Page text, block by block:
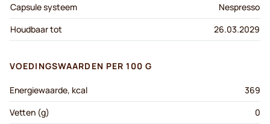
Capsule systeem
Nespresso
Houdbaar tot
26.03.2029
VOEDINGSWAARDEN PER 100 G
Energiewaarde, kcal
369
Vetten (g)
0